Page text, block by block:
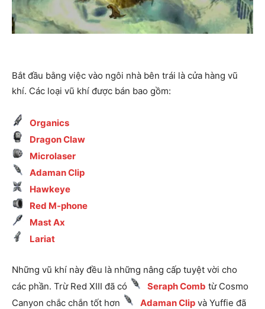
Bắt đầu bằng việc vào ngôi nhà bên trái là cửa hàng vũ
khí. Các loại vũ khí được bán bao gồm:
Organics
Dragon Claw
Microlaser
Adaman Clip
Hawkeye
Red M-phone
Mast Ax
Lariat
Những vũ khí này đều là những nâng cấp tuyệt vời cho
các phần. Trừ Red XIII đã có
Seraph Comb từ Cosmo
Canyon chắc chắn tốt hơn
Adaman Clip và Yuffie đã